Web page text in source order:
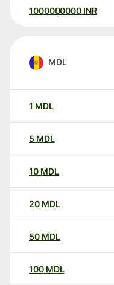
1000000000 INR
MDL
1 MDL
5 MDL
10 MDL
20 MDL
50 MDL
100 MDL